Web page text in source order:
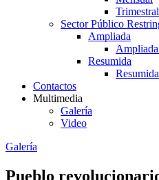
Trimestral
Sector Público
Ampliada
Resumida
Contactos
Multimedia
Galería
Video
Galería
Pueblo